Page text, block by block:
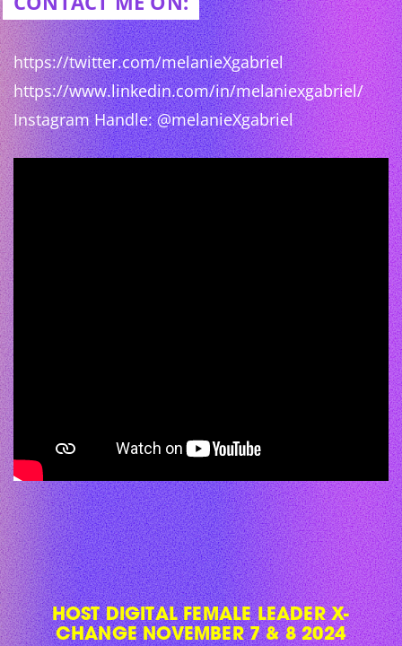
https://twitter.com/melanieXgabriel
https://www.linkedin.com/in/melaniexgabriel/
Instagram Handle: @melanieXgabriel
HOST DIGITAL FEMALE LEADER X-
CHANGE NOVEMBER 7 & 8 2024